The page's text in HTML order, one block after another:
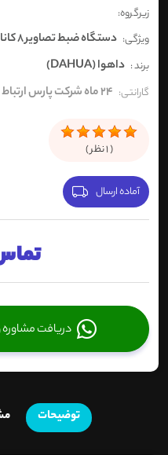
زیرگروه:
ویژگی: دستگاه ضبط تصاویر 8 کانال
برند : داهوا (DAHUA)
گارانتی: 24 ماه شرکت پارس ارتباط و الماس
(
1نظر )
آماده ارسال
دریافت
توضیحات